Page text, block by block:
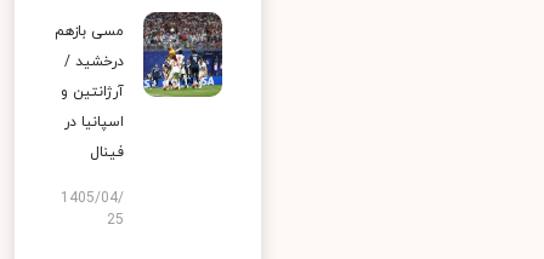
مسی بازهم
درخشید /
آرژانتین و
اسپانیا در
فینال
1405/04/
25